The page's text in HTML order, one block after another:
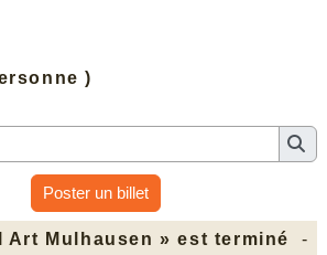
)
Poster un billet
Art Mulhausen » est terminé
-